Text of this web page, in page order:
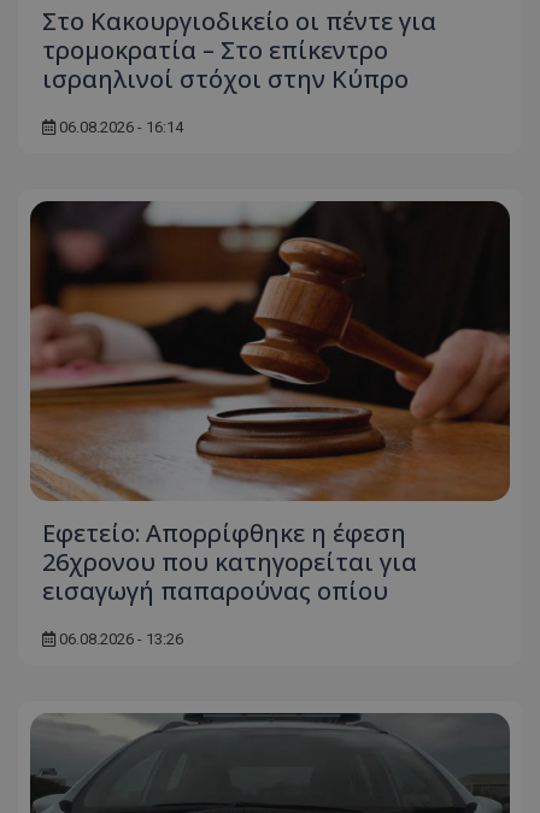
Στο Κακουργιοδικείο οι πέντε για
τρομοκρατία – Στο επίκεντρο
ισραηλινοί στόχοι στην Κύπρο
06.08.2026 - 16:14
Εφετείο: Απορρίφθηκε η έφεση
26χρονου που κατηγορείται για
εισαγωγή παπαρούνας οπίου
06.08.2026 - 13:26